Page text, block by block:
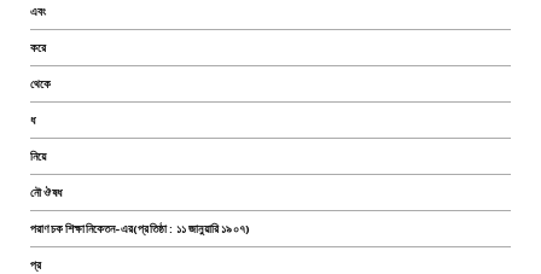
এবং
করে
থেকে
ধ
নিয়ে
নৌ ঔষধ
পরাণচক শিক্ষানিকেতন-এর(প্রতিষ্ঠা : ১১ জানুয়ারি ১৯০৭)
প্র